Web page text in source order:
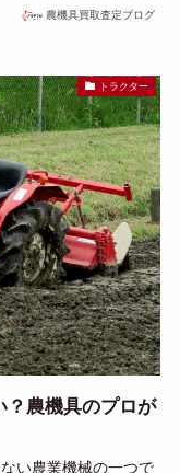
農機具買取査定ブログ
トラクター
？農機具のプロが
い農業機械の一つで